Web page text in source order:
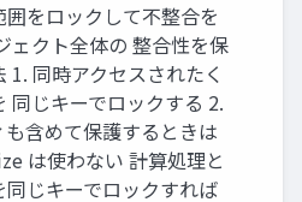
囲をロックして不整合を
ェクト全体の 整合性を保
1. 同時アクセスされたく
同じキーでロックする 2.
も含めて保護するときは
は使わない 計算処理と
じキーでロックすれば